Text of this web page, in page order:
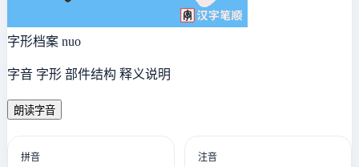
字形档案 nuo
字音 字形 部件结构 释义说明
朗读字音
拼音 注音